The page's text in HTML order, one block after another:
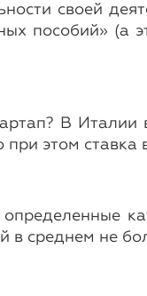
своей
пособий» (а
В
этом ставка
среднем не